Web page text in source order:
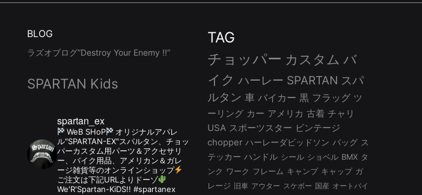
BLOG
ラズオブログ”Destroy Your Enemy !!”
SPARTAN Kids
spartan_ex
WeB SHoP
オリジナルアパレ
ル"SPARTAN-EX"スパルタン、チョッ
パーカスタム用パーツ＆アクセサリ
ー、バイク用品、アメリカン＆ガレ
ージ雑貨等のオンラインショップ
ご注文は下記URLよりドーゾ
We'R'Spartan-KiDS!! #spartanex
TAG
チョッパー カスタム バ
イク ハーレー SPARTAN スパ
ルタン 車 バイカー 黒 フラッグ ツ
ーリング カー アメリカ 古着 チャリ
USA スポーツスター ビンテージ
chopper ハーレーダビッドソン バッグ ス
テッカー ハンドル シール ショベル BMX タ
ンク ワーク フレーム キャンプ キャップ ガ
レージ
旧車 アウター スケボー 国産 オートバイ